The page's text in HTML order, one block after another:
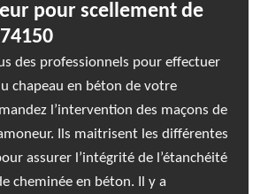
pour scellement de
des professionnels pour effectuer
chapeau en béton de votre
l’intervention des maçons de
Ils maitrisent les différentes
assurer l’intégrité de l’étanchéité
cheminée en béton. Il y a